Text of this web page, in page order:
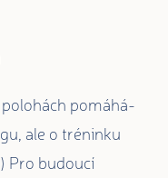
pomáhá-
ale o tréninku
Pro budoucí